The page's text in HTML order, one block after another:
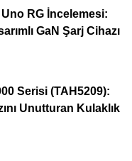
RG İncelemesi:
GaN Şarj Cihazı
Serisi (TAH5209):
Unutturan Kulaklık